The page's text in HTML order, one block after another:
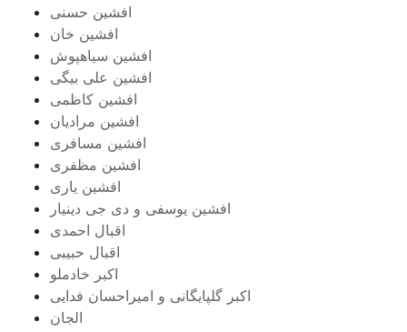
افشین حسنی
افشین خان
افشین سیاهپوش
افشین علی بیگی
افشین کاظمی
افشین مرادیان
افشین مسافری
افشین مظفری
افشین یاری
افشین یوسفی و دی جی دینیار
اقبال احمدی
اقبال حبیبی
اکبر خادملو
اکبر گلپایگانی و امیراحسان فدایی
الجان